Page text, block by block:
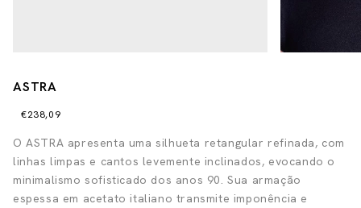
ASTRA
€238,09
O ASTRA apresenta uma silhueta retangular refinada, com
linhas limpas e cantos levemente inclinados, evocando o
minimalismo sofisticado dos anos 90. Sua armação
espessa em acetato italiano transmite imponência e